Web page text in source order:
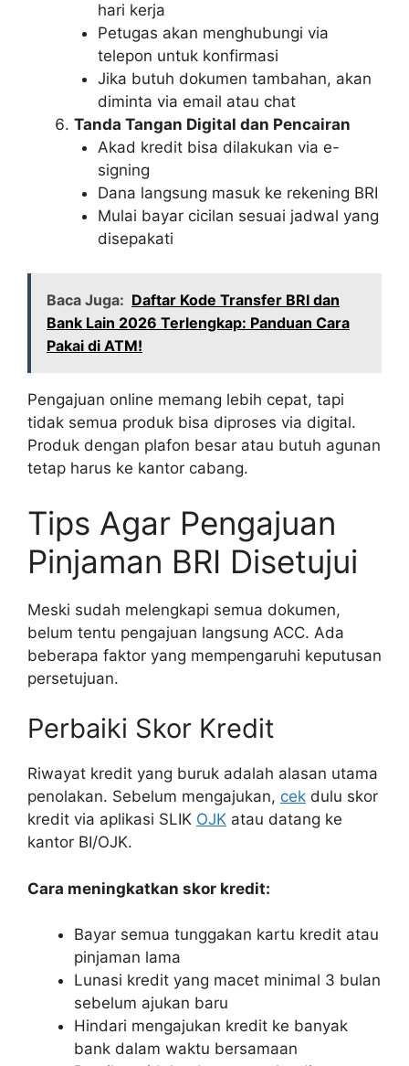
hari kerja
Petugas akan menghubungi via
telepon untuk konfirmasi
Jika butuh dokumen tambahan, akan
diminta via email atau chat
Tanda Tangan Digital dan Pencairan
Akad kredit bisa dilakukan via e-
signing
Dana langsung masuk ke rekening BRI
Mulai bayar cicilan sesuai jadwal yang
disepakati
Baca Juga: Daftar Kode Transfer BRI dan
Bank Lain 2026 Terlengkap: Panduan Cara
Pakai di ATM!
Pengajuan online memang lebih cepat, tapi
tidak semua produk bisa diproses via digital.
Produk dengan plafon besar atau butuh agunan
tetap harus ke kantor cabang.
Tips Agar Pengajuan
Pinjaman BRI Disetujui
Meski sudah melengkapi semua dokumen,
belum tentu pengajuan langsung ACC. Ada
beberapa faktor yang mempengaruhi keputusan
persetujuan.
Perbaiki Skor Kredit
Riwayat kredit yang buruk adalah alasan utama
penolakan. Sebelum mengajukan, cek dulu skor
kredit via aplikasi SLIK OJK atau datang ke
kantor BI/OJK.
Cara meningkatkan skor kredit:
Bayar semua tunggakan kartu kredit atau
pinjaman lama
Lunasi kredit yang macet minimal 3 bulan
sebelum ajukan baru
Hindari mengajukan kredit ke banyak
bank dalam waktu bersamaan